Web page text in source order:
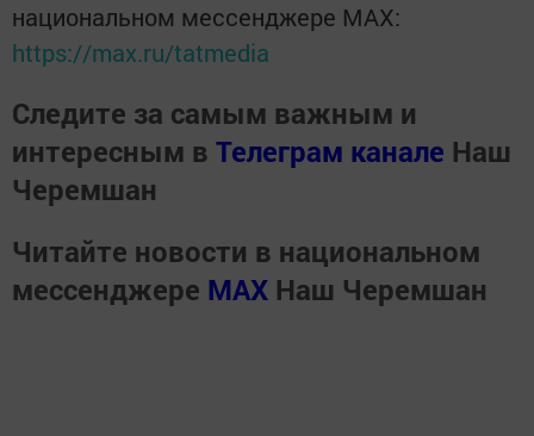
национальном мессенджере MАХ:
https://max.ru/tatmedia
Следите за самым важным и
интересным в Телеграм канале Наш
Черемшан
Читайте новости в национальном
мессенджере MАХ Наш Черемшан